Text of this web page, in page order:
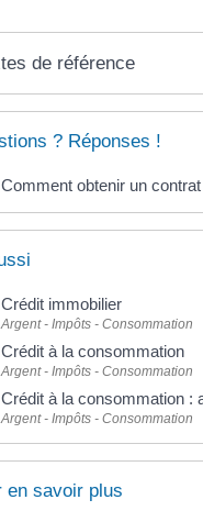
de référence
? Réponses !
Comment obtenir un
Crédit immobilier
Argent - Impôts - Consommation
Crédit à la consommation
Argent - Impôts - Consommation
Crédit à la consommation :
Argent - Impôts - Consommation
en savoir plus